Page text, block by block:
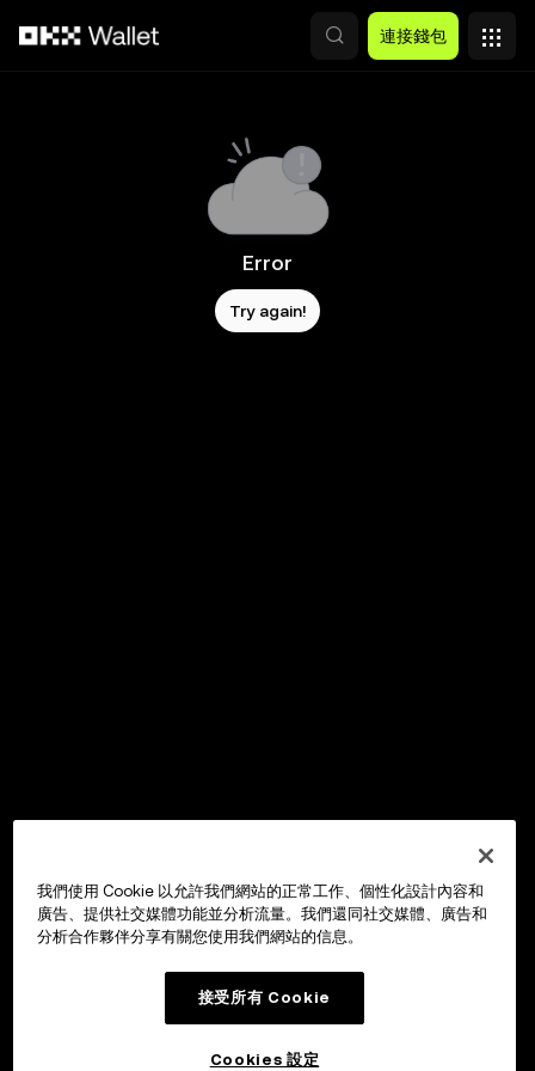
連接錢包
Error
Try again!
我們使用 Cookie 以允許我們網站的正常工作、個性化設計內容和
廣告、提供社交媒體功能並分析流量。我們還同社交媒體、廣告和
分析合作夥伴分享有關您使用我們網站的信息。
接受所有 Cookie
Cookies 設定